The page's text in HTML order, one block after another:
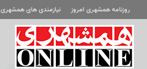
روزنامه همشهری امروز نیازمندی های همشهری